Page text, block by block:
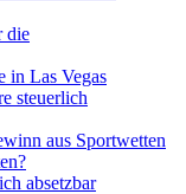
die
in Las Vegas
steuerlich
aus Sportwetten
absetzbar